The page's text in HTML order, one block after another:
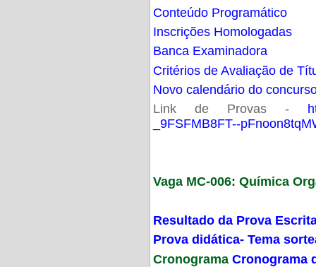
Conteúdo Programático
Inscrições Homologadas
Banca Examinadora
Critérios de Avaliação de
Novo calendário do
Link de Provas -
_9FSFMB8FT--
Vaga MC-006: Química
Resultado da Prova
Prova didática- Tema
Cronograma Cronograma